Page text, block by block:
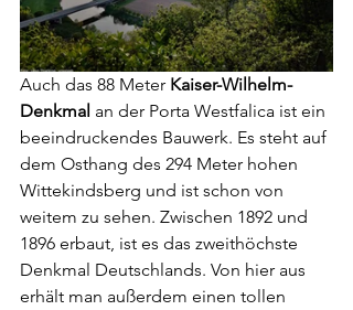
Auch das 88 Meter Kaiser-Wilhelm-
Denkmal an der Porta Westfalica ist ein
beeindruckendes Bauwerk. Es steht auf
dem Osthang des 294 Meter hohen
Wittekindsberg und ist schon von
weitem zu sehen. Zwischen 1892 und
1896 erbaut, ist es das zweithöchste
Denkmal Deutschlands. Von hier aus
erhält man außerdem einen tollen